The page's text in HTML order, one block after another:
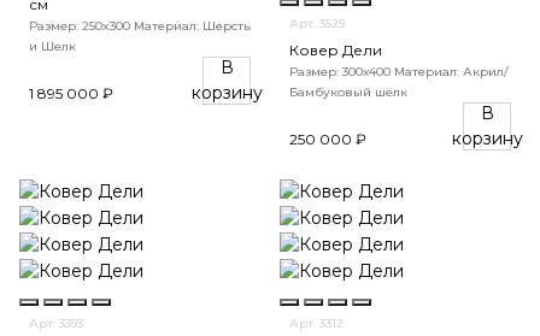
см
Размер: 250x300 Материал: Шерсть
и Шелк
1 895 000 ₽
В
корзину
Арт. 3529
Ковер Дели
Размер: 300х400 Материал: Акрил/
Бамбуковый шёлк
250 000 ₽
В
корзину
Арт. 3393 Арт. 3312